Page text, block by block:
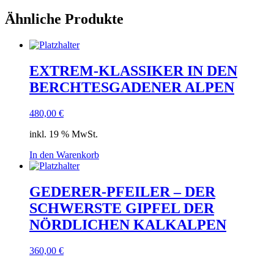
Ähnliche Produkte
EXTREM-KLASSIKER IN DEN
BERCHTESGADENER ALPEN
480,00 €
inkl. 19 % MwSt.
In den Warenkorb
GEDERER-PFEILER – DER
SCHWERSTE GIPFEL DER
NÖRDLICHEN KALKALPEN
360,00 €